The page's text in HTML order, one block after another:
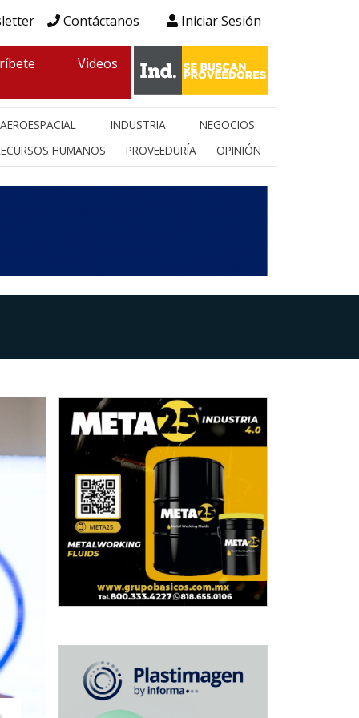
Contáctanos Iniciar Sesión
Videos
AEROESPACIAL INDUSTRIA
NEGOCIOS
HUMANOS
PROVEEDURÍA OPINIÓN